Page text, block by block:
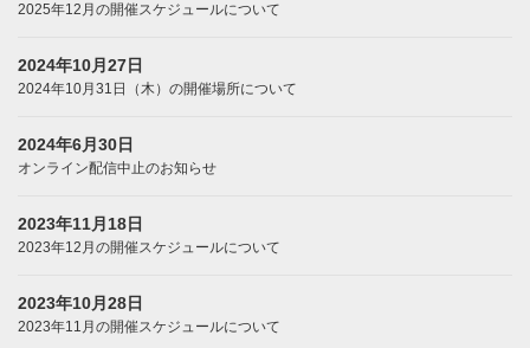
2025年12月の開催スケジュールについて
2024年10月27日
2024年10月31日（木）の開催場所について
2024年6月30日
オンライン配信中止のお知らせ
2023年11月18日
2023年12月の開催スケジュールについて
2023年10月28日
2023年11月の開催スケジュールについて